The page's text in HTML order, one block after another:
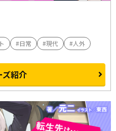
日常 現代
人外
ズ紹介